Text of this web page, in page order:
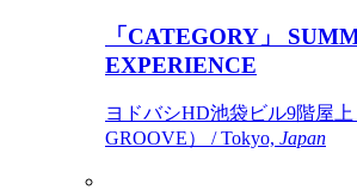
「CATEGORY」
EXPERIENCE
ヨドバシHD池袋ビル9階屋
GROOVE） / Tokyo, Japan